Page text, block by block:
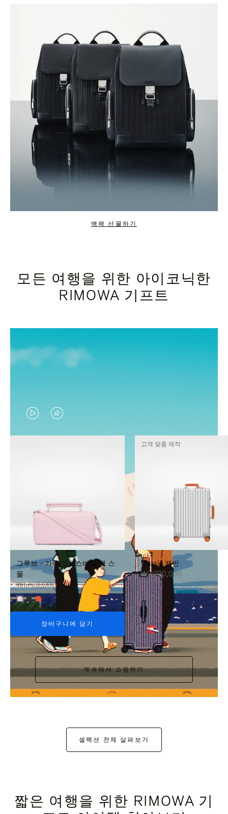
백팩 선물하기
모든 여행을 위한 아이코닉한
RIMOWA 기프트
VIDEO
IS
TO
PAUSE
IT
VIDEO
IS
TO
UNMUTE
IT
그루브 - 가죽 크로스바디 백 스
몰
₩1,700,000
+6
장바구니에 담기
Classic 캐빈
₩3,330,000
고객 맞춤 제작
계속해서 쇼핑하기
셀렉션 전체 살펴보기
짧은 여행을 위한 RIMOWA 기